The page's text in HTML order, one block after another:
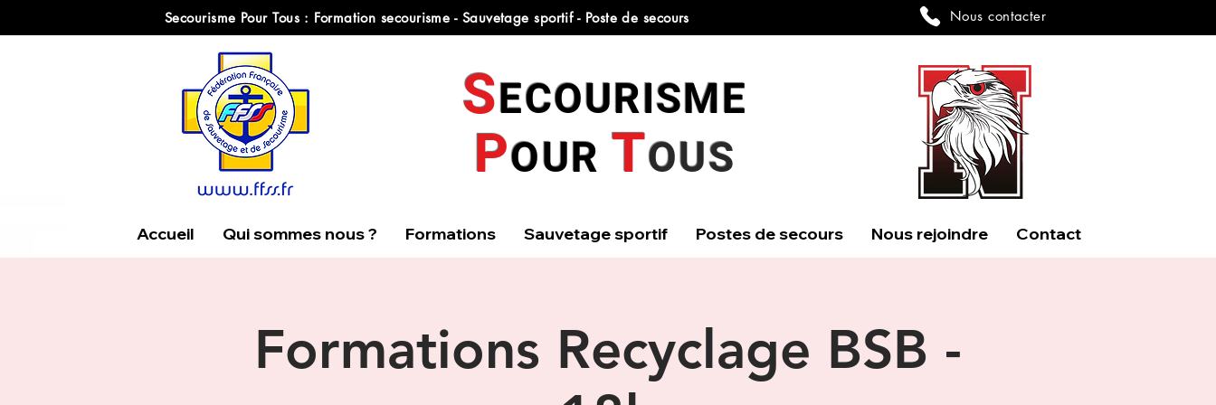
Secourisme Pour Tous : Formation secourisme - Sauvetage sportif - Poste de secours Nous contacter
SECOURISME
POUR TOUS
Accueil Qui sommes nous ? Formations Sauvetage sportif Postes de secours Nous rejoindre Contact
Formations Recyclage BSB -